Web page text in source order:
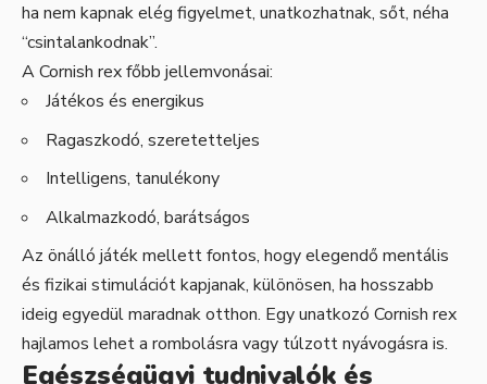
ha nem kapnak elég figyelmet, unatkozhatnak, sőt, néha
“csintalankodnak”.
A Cornish rex főbb jellemvonásai:
Játékos és energikus
Ragaszkodó, szeretetteljes
Intelligens, tanulékony
Alkalmazkodó, barátságos
Az önálló játék mellett fontos, hogy elegendő mentális
és fizikai stimulációt kapjanak, különösen, ha hosszabb
ideig egyedül maradnak otthon. Egy unatkozó Cornish rex
hajlamos lehet a rombolásra vagy túlzott nyávogásra is.
Egészségügyi tudnivalók és